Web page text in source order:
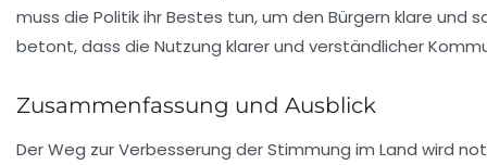
muss die Politik ihr Bestes tun, um den Bürgern klare und
betont, dass die Nutzung klarer und verständlicher
Zusammenfassung und Ausblick
Der Weg zur Verbesserung der Stimmung im Land wird